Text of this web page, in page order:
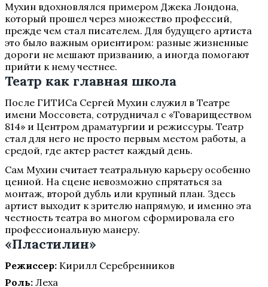
Мухин вдохновлялся примером Джека Лондона,
который прошел через множество профессий,
прежде чем стал писателем. Для будущего артиста
это было важным ориентиром: разные жизненные
дороги не мешают призванию, а иногда помогают
прийти к нему честнее.
Театр как главная школа
После ГИТИСа Сергей Мухин служил в Театре
имени Моссовета, сотрудничал с «Товариществом
814» и Центром драматургии и режиссуры. Театр
стал для него не просто первым местом работы, а
средой, где актер растет каждый день.
Сам Мухин считает театральную карьеру особенно
ценной. На сцене невозможно спрятаться за
монтаж, второй дубль или крупный план. Здесь
артист выходит к зрителю напрямую, и именно эта
честность театра во многом сформировала его
профессиональную манеру.
«Пластилин»
Режиссер: Кирилл Серебренников
Роль: Леха